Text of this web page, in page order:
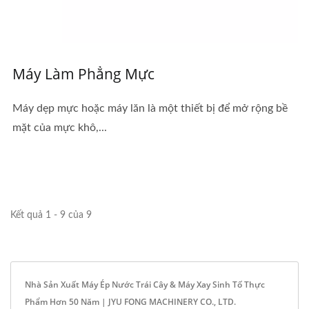
Máy Làm Phẳng Mực
Máy dẹp mực hoặc máy lăn là một thiết bị để mở rộng bề
mặt của mực khô,...
Kết quả 1 - 9 của 9
Nhà Sản Xuất Máy Ép Nước Trái Cây & Máy Xay Sinh Tố Thực
Phẩm Hơn 50 Năm | JYU FONG MACHINERY CO., LTD.